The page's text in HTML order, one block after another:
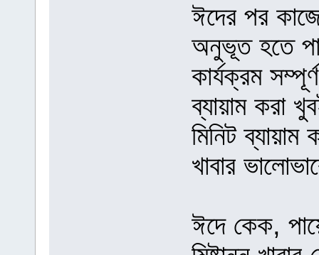
ঈদের পর
অনুভূত হতে
কার্যক্রম
ব্যায়াম করা
মিনিট
খাবার
ঈদে কেক,